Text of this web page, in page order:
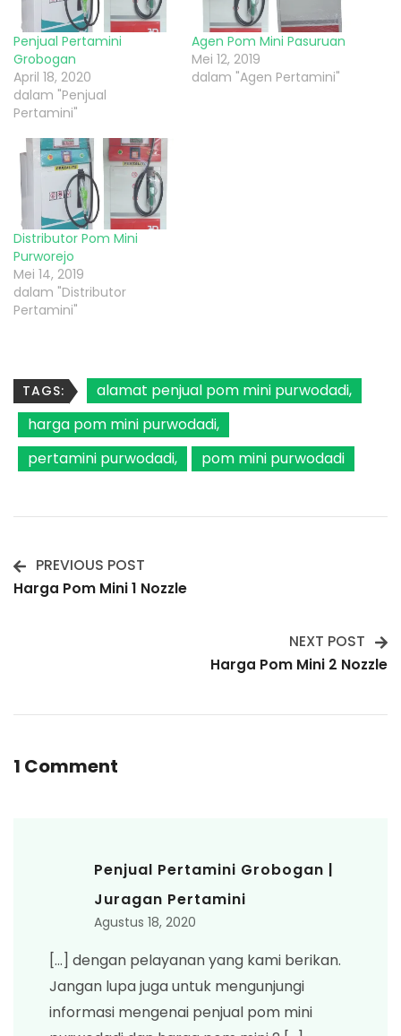
Penjual Pertamini
Grobogan
April 18, 2020
dalam "Penjual
Pertamini"
Agen Pom Mini Pasuruan
Mei 12, 2019
dalam "Agen Pertamini"
Distributor Pom Mini
Purworejo
Mei 14, 2019
dalam "Distributor
Pertamini"
TAGS:
alamat penjual pom mini purwodadi
harga pom mini purwodadi
pertamini purwodadi
pom mini purwodadi
Post
PREVIOUS POST
Harga Pom Mini 1 Nozzle
NEXT POST
Harga Pom Mini 2 Nozzle
1 Comment
Penjual Pertamini Grobogan |
Juragan Pertamini
Agustus 18, 2020
[…] dengan pelayanan yang kami berikan.
Jangan lupa juga untuk mengunjungi
informasi mengenai penjual pom mini